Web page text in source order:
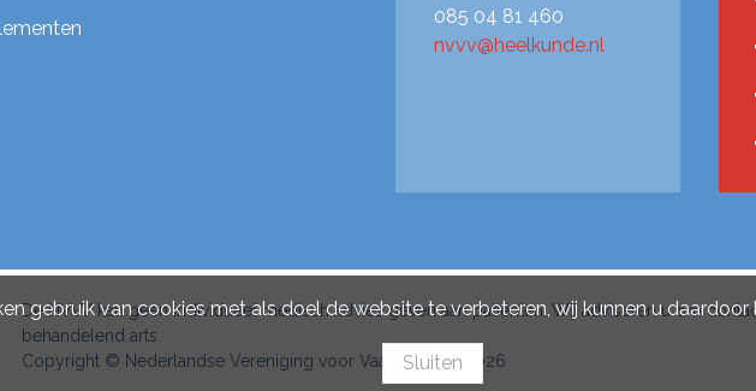
085 04 81 460
nvvv@heelkunde.nl
De NVvV kan geen individueel medisch advies geven aan patiënten. Wij adviseren u om
behandelend arts.
Copyright © Nederlandse Vereniging voor Vaatchirurgie 2026
gebruik van cookies met als doel de website te verbeteren, wij kunnen u daardoor
Sluiten